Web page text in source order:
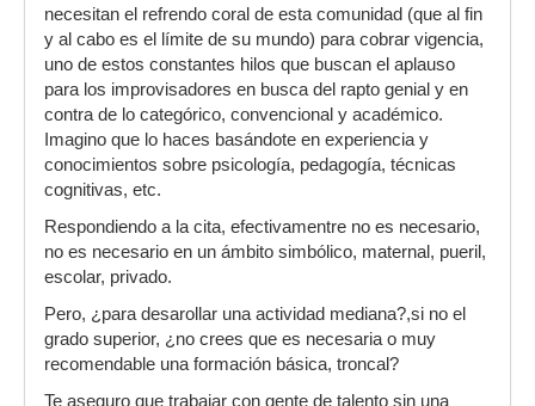
necesitan el refrendo coral de esta comunidad (que al fin
y al cabo es el límite de su mundo) para cobrar vigencia,
uno de estos constantes hilos que buscan el aplauso
para los improvisadores en busca del rapto genial y en
contra de lo categórico, convencional y académico.
Imagino que lo haces basándote en experiencia y
conocimientos sobre psicología, pedagogía, técnicas
cognitivas, etc.
Respondiendo a la cita, efectivamentre no es necesario,
no es necesario en un ámbito simbólico, maternal, pueril,
escolar, privado.
Pero, ¿para desarollar una actividad mediana?,si no el
grado superior, ¿no crees que es necesaria o muy
recomendable una formación básica, troncal?
Te aseguro que trabajar con gente de talento sin una